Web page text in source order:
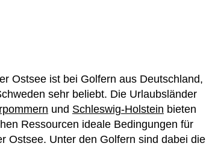
Ostsee ist bei Golfern aus Deutschland,
sehr beliebt. Die Urlaubsländer
und Schleswig-Holstein bieten
Ressourcen ideale Bedingungen für
Ostsee. Unter den Golfern sind dabei die